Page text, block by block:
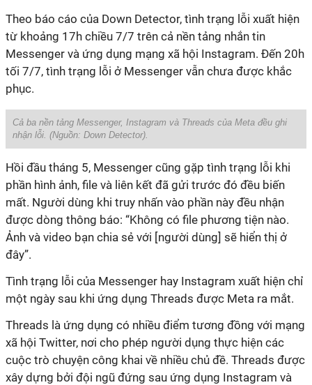
Theo báo cáo của Down Detector, tình trạng lỗi xuất hiện
từ khoảng 17h chiều 7/7 trên cả nền tảng nhắn tin
Messenger và ứng dụng mạng xã hội Instagram. Đến 20h
tối 7/7, tình trạng lỗi ở Messenger vẫn chưa được khắc
phục.
Cả ba nền tảng Messenger, Instagram và Threads của Meta đều ghi
nhận lỗi. (Nguồn: Down Detector).
Hồi đầu tháng 5, Messenger cũng gặp tình trạng lỗi khi
phần hình ảnh, file và liên kết đã gửi trước đó đều biến
mất. Người dùng khi truy nhấn vào phần này đều nhận
được dòng thông báo: “Không có file phương tiện nào.
Ảnh và video bạn chia sẻ với [người dùng] sẽ hiển thị ở
đây”.
Tình trạng lỗi của Messenger hay Instagram xuất hiện chỉ
một ngày sau khi ứng dụng Threads được Meta ra mắt.
Threads là ứng dụng có nhiều điểm tương đồng với mạng
xã hội Twitter, nơi cho phép người dụng thực hiện các
cuộc trò chuyện công khai về nhiều chủ đề. Threads được
xây dựng bởi đội ngũ đứng sau ứng dụng Instagram và